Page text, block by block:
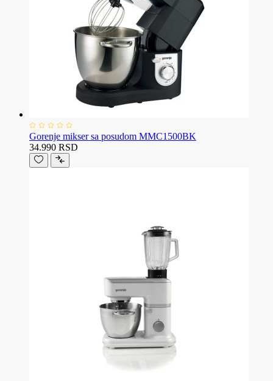
Gorenje mikser sa posudom MMC1500BK
34.990 RSD